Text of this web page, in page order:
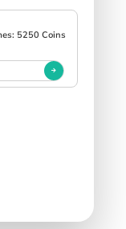
5250 Coins